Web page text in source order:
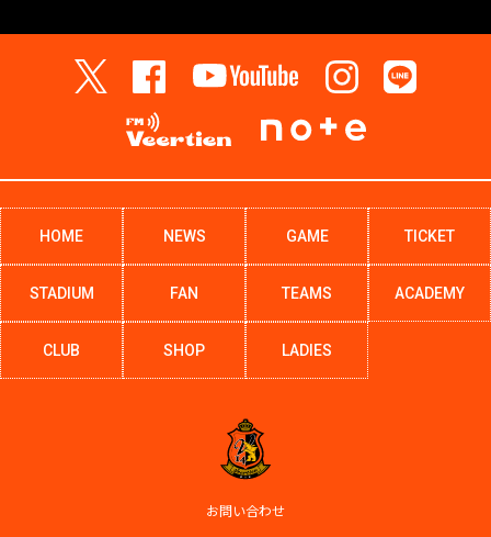
HOME NEWS GAME TICKET
STADIUM FAN TEAMS ACADEMY
CLUB SHOP LADIES
お問い合わせ